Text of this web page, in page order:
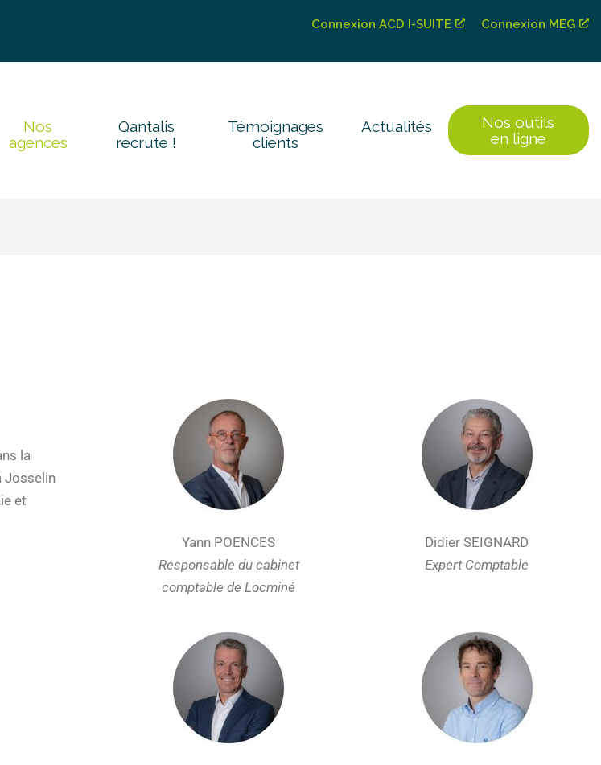
Connexion ACD I-SUITE Connexion MEG
Nos
agences
Qantalis
recrute !
Témoignages
clients
Actualités
Nos outils
en ligne
la
Josselin
et
Yann POENCES
Responsable du cabinet
comptable de Locminé
Didier SEIGNARD
Expert Comptable